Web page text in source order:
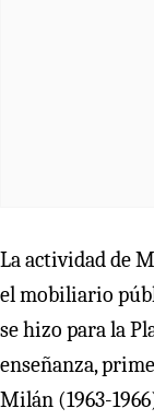
La actividad de
el mobiliario
se hizo para la
enseñanza,
Milán (1963-